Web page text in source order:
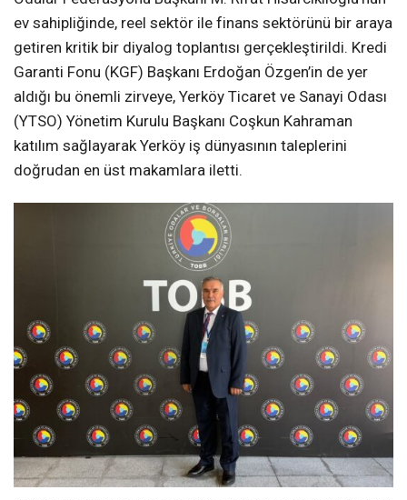
ev sahipliğinde, reel sektör ile finans sektörünü bir araya
getiren kritik bir diyalog toplantısı gerçekleştirildi. Kredi
Garanti Fonu (KGF) Başkanı Erdoğan Özgen’in de yer
aldığı bu önemli zirveye, Yerköy Ticaret ve Sanayi Odası
(YTSO) Yönetim Kurulu Başkanı Coşkun Kahraman
katılım sağlayarak Yerköy iş dünyasının taleplerini
doğrudan en üst makamlara iletti.